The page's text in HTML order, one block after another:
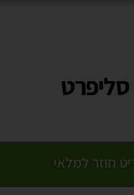
חוזר למלאי